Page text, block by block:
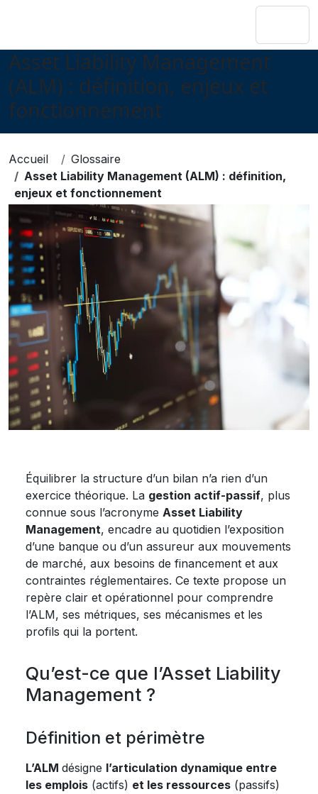
Asset Liability Management
(ALM) : définition, enjeux et
fonctionnement
Accueil
Glossaire
Asset Liability Management (ALM) : définition,
enjeux et fonctionnement
Équilibrer la structure d’un bilan n’a rien d’un
exercice théorique. La gestion actif-passif, plus
connue sous l’acronyme Asset Liability
Management, encadre au quotidien l’exposition
d’une banque ou d’un assureur aux mouvements
de marché, aux besoins de financement et aux
contraintes réglementaires. Ce texte propose un
repère clair et opérationnel pour comprendre
l’ALM, ses métriques, ses mécanismes et les
profils qui la portent.
Qu’est-ce que l’Asset Liability
Management ?
Définition et périmètre
L’ALM désigne l’articulation dynamique entre
les emplois (actifs) et les ressources (passifs)